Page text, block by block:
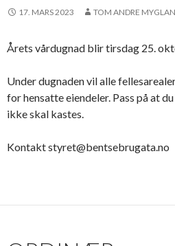
17. MARS 2023 TOM ANDRE
Årets vårdugnad blir tirsdag 25.
Under dugnaden vil alle
for hensatte eiendeler. Pass på at
ikke skal kastes.
Kontakt styret@bentsebrugata.no